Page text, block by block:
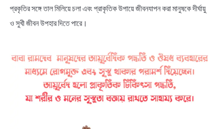
প্রকৃতির সঙ্গে তাল মিলিয়ে চলা এবং প্রাকৃতিক উপায়ে জীবনযাপন করা মানুষকে দীর্ঘায়ু
ও সুখী জীবন উপহার দিতে পারে।